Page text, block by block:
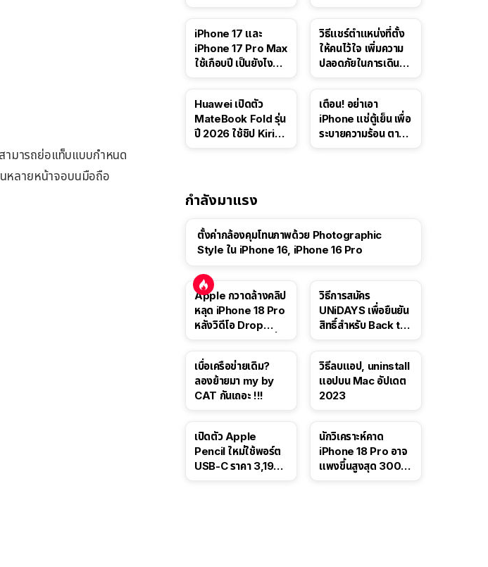
ามารถย่อแท็บแบบกำหนด
นหลายหน้าจอบนมือถือ
iPhone 17 และ
iPhone 17 Pro Max
ใช้เกือบปี เป็นยังไง
วิธีแชร์ตำแหน่งที่ตั้ง
ให้คนไว้ใจ เพิ่มความ
ปลอดภัยในการเดิน
Huawei เปิดตัว
MateBook Fold รุ่น
ปี 2026 ใช้ชิป Kirin
เตือน! อย่าเอา
iPhone แช่ตู้เย็น เพื่อ
ระบายความร้อน ตาม
กำลังมาแรง
ตั้งค่ากล้องคุมโทนภาพด้วย Photographic
Style ใน iPhone 16, iPhone 16 Pro
Apple กวาดล้างคลิป
หลุด iPhone 18 Pro
หลังวิดีโอ Drop
วิธีการสมัคร
UNiDAYS เพื่อยืนยัน
สิทธิ์สำหรับ Back to
เบื่อเครือข่ายเดิม?
ลองย้ายมา my by
CAT กันเถอะ !!!
วิธีลบแอป, uninstall
แอปบน Mac อัปเดต
2023
เปิดตัว Apple
Pencil ใหม่ใช้พอร์ต
USB-C ราคา 3,190
นักวิเคราะห์คาด
iPhone 18 Pro อาจ
แพงขึ้นสูงสุด 300